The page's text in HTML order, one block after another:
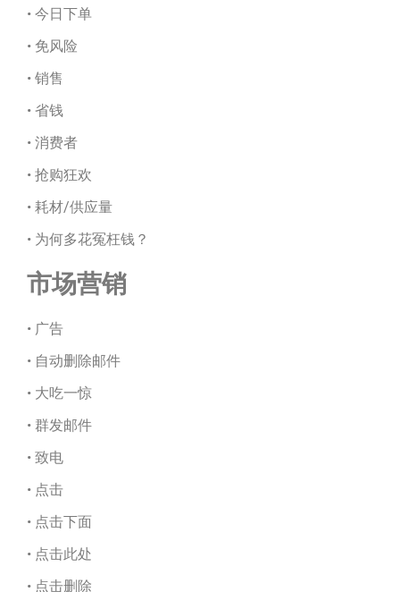
• 今日下单
• 免风险
• 销售
• 省钱
• 消费者
• 抢购狂欢
• 耗材/供应量
• 为何多花冤枉钱？
市场营销
• 广告
• 自动删除邮件
• 大吃一惊
• 群发邮件
• 致电
• 点击
• 点击下面
• 点击此处
• 点击删除